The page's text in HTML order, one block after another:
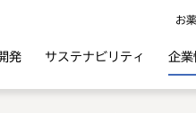
お
発 サステナビリティ 企業